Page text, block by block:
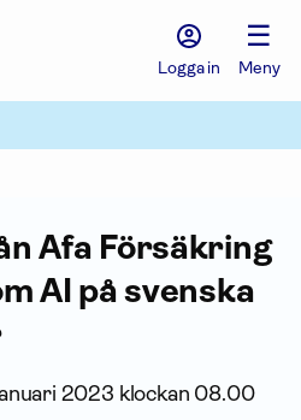
Logga in
☰
Meny
Afa För­säkring
AI på svenska
2023 klockan 08.00